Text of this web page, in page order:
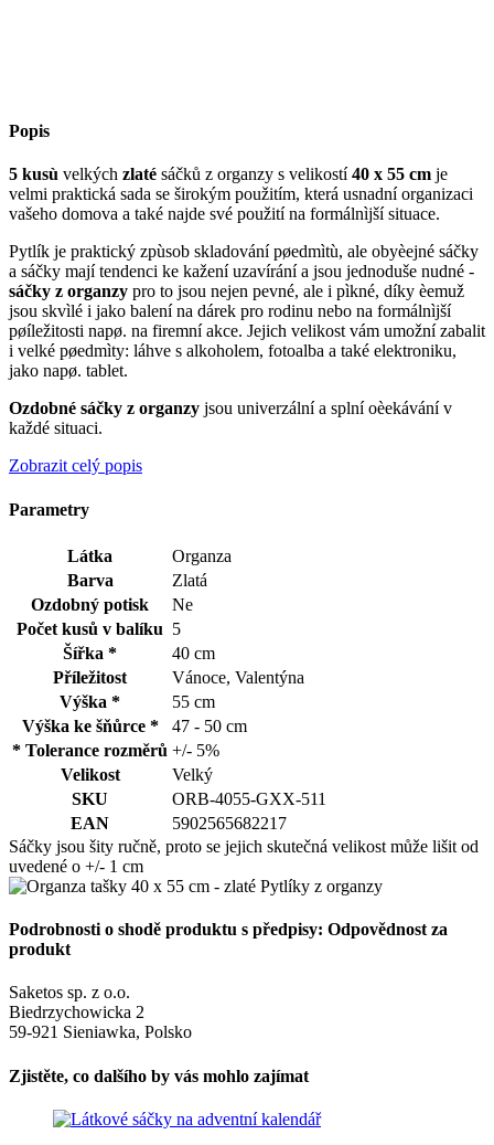
Popis
5 kusù velkých zlaté sáčků z organzy s velikostí40 x 55 cm je
velmi praktická sada se širokým použitím, která usnadní organizaci
vašeho domova a také najde své použití na formálnìjší situace.
Pytlík je praktický zpùsob skladování pøedmìtù, ale obyèejné sáčky
a sáčky mají tendenci ke kažení uzavírání a jsou jednoduše nudné -
sáčky z organzy pro to jsou nejen pevné, ale i pìkné, díky èemuž
jsou skvìlé i jako balení na dárek pro rodinu nebo na formálnìjší
pøíležitosti napø. na firemní akce. Jejich velikost vám umožní zabalit
i velké pøedmìty: láhve s alkoholem, fotoalba a také elektroniku,
jako napø. tablet.
Ozdobné sáčky z organzy jsou univerzální a splní oèekávání v
každé situaci.
Zobrazit celý popis
Parametry
Látka
Organza
Barva
Zlatá
Ozdobný potisk
Ne
Počet kusů v balíku 5
Šířka *
40 cm
Příležitost
Vánoce, Valentýna
Výška *
55 cm
Výška ke šňůrce *
47 - 50 cm
* Tolerance rozměrů +/- 5%
Velikost
Velký
SKU
ORB-4055-GXX-511
EAN
5902565682217
Sáčky jsou šity ručně, proto se jejich skutečná velikost může lišit od
uvedené o +/- 1 cm
Podrobnosti o shodě produktu s předpisy: Odpovědnost za
produkt
Saketos sp. z o.o.
Biedrzychowicka 2
59-921 Sieniawka, Polsko
Zjistěte, co dalšího by vás mohlo zajímat